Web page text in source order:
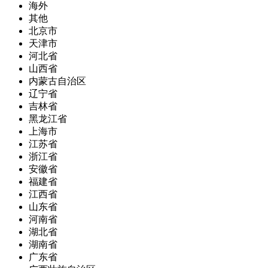
海外
其他
北京市
天津市
河北省
山西省
内蒙古自治区
辽宁省
吉林省
黑龙江省
上海市
江苏省
浙江省
安徽省
福建省
江西省
山东省
河南省
湖北省
湖南省
广东省